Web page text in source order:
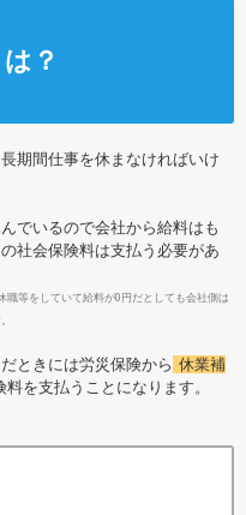
？
期間仕事を休まなければいけ
でいるので会社から給料はも
社会保険料は支払う必要があ
等をしていて給料が0円だとしても会社側は
ときには労災保険から 休業補
を支払うことになります。